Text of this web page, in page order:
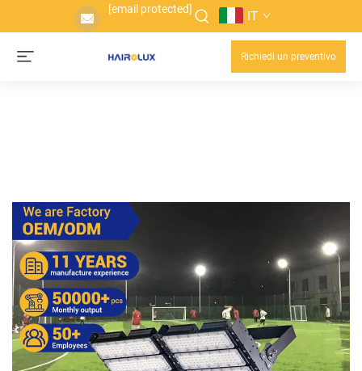
[email protected] IT
Richiedi un preventivo